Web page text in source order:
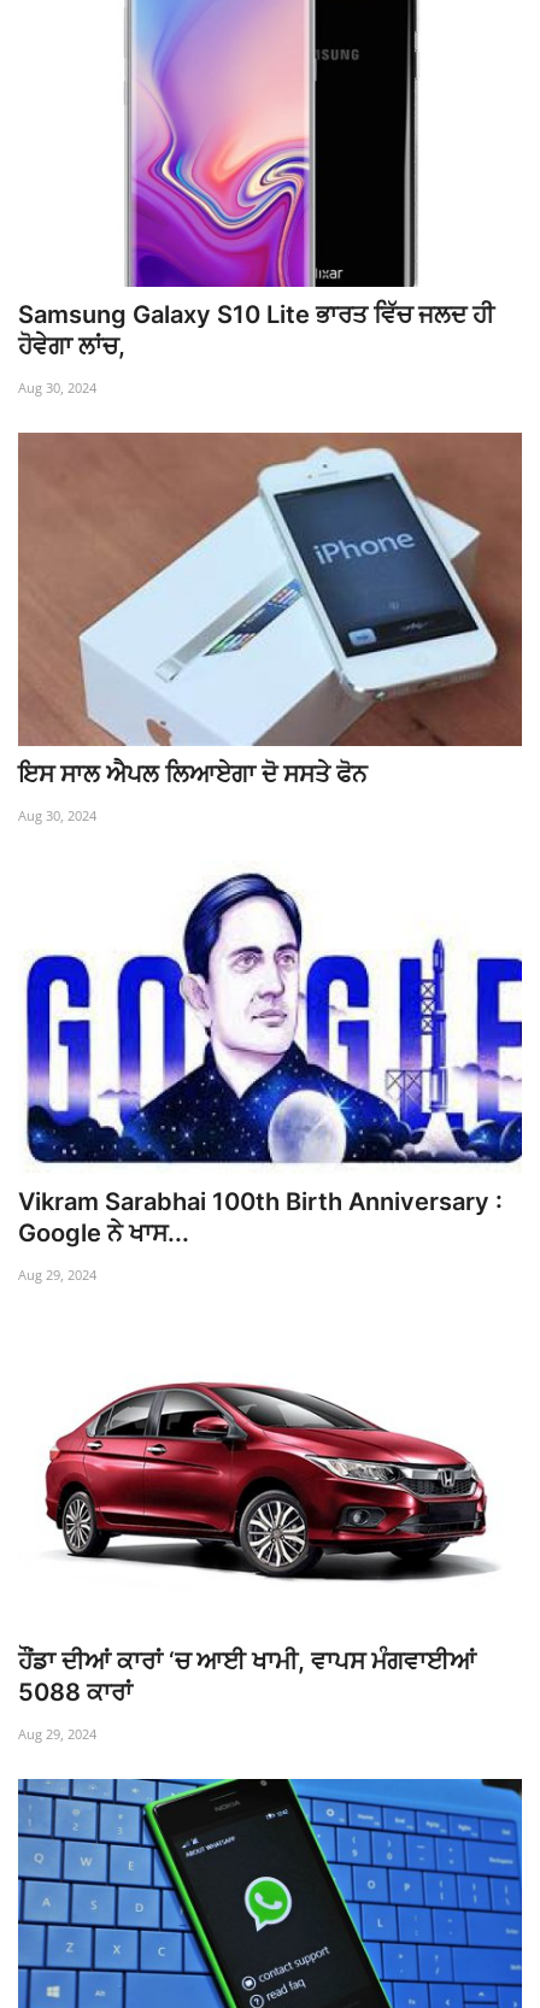
Samsung Galaxy S10 Lite ਭਾਰਤ ਵਿੱਚ ਜਲਦ ਹੀ
ਹੋਵੇਗਾ ਲਾਂਚ,
Aug 30, 2024
ਇਸ ਸਾਲ ਐਪਲ ਲਿਆਏਗਾ ਦੋ ਸਸਤੇ ਫੋਨ
Aug 30, 2024
Vikram Sarabhai 100th Birth Anniversary :
Google ਨੇ ਖਾਸ...
Aug 29, 2024
ਹੌਂਡਾ ਦੀਆਂ ਕਾਰਾਂ ‘ਚ ਆਈ ਖਾਮੀ, ਵਾਪਸ ਮੰਗਵਾਈਆਂ
5088 ਕਾਰਾਂ
Aug 29, 2024